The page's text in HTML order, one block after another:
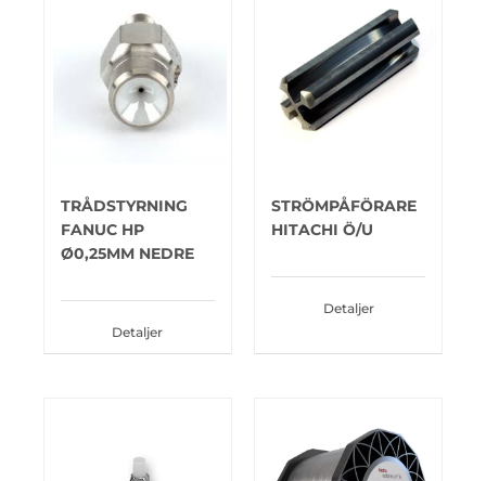
TRÅDSTYRNING
FANUC HP
Ø0,25MM NEDRE
Detaljer
STRÖMPÅFÖRARE
HITACHI Ö/U
Detaljer